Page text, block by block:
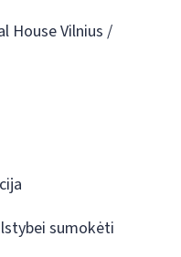
House Vilnius /
sumokėti